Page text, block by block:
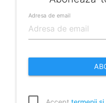
Adresa de email